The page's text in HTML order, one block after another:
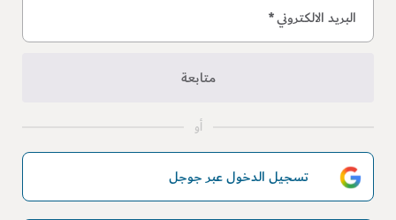
البريد الالكتروني*
متابعة
أو
تسجيل الدخول عبر جوجل